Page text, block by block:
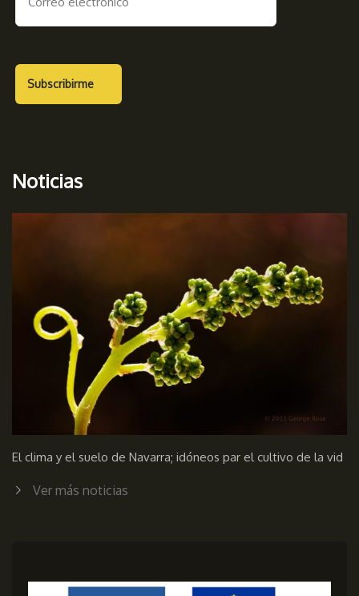
Noticias
El clima y el suelo de Navarra; idóneos par el cultivo de la vid
Ver más noticias